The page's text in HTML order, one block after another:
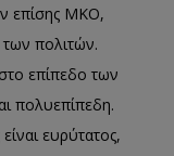
επίσης ΜΚΟ,
των πολιτών.
επίπεδο των
πολυεπίπεδη.
ευρύτατος,